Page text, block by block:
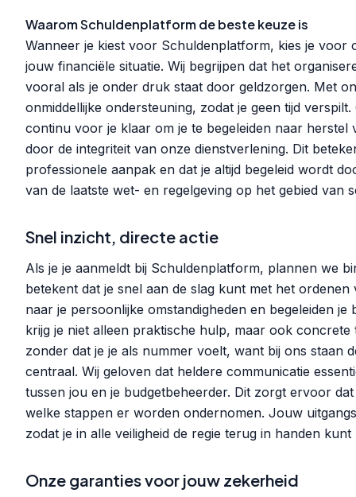
Waarom Schuldenplatform de beste keuze is
Wanneer je kiest voor Schuldenplatform, kies je
jouw financiële situatie. Wij begrijpen dat het
vooral als je onder druk staat door geldzorgen. Met
onmiddellijke ondersteuning, zodat je geen tijd
continu voor je klaar om je te begeleiden naar herstel
door de integriteit van onze dienstverlening. Dit
professionele aanpak en dat je altijd begeleid wordt
van de laatste wet- en regelgeving op het gebied van
Snel inzicht, directe actie
Als je je aanmeldt bij Schuldenplatform, plannen we
betekent dat je snel aan de slag kunt met het
naar je persoonlijke omstandigheden en begeleiden
krijg je niet alleen praktische hulp, maar ook
zonder dat je je als nummer voelt, want bij ons staan
centraal. Wij geloven dat heldere communicatie
tussen jou en je budgetbeheerder. Dit zorgt ervoor
welke stappen er worden ondernomen. Jouw
zodat je in alle veiligheid de regie terug in handen kunt
Onze garanties voor jouw zekerheid